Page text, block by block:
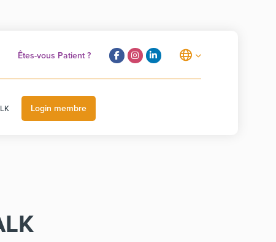
Êtes-vous Patient ?
Login membre